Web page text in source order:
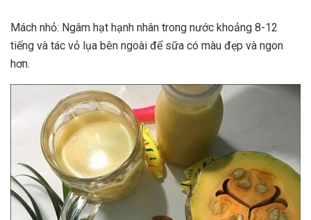
Mách nhỏ: Ngâm hạt hạnh nhân trong nước khoảng 8-12
tiếng và tác vỏ lụa bên ngoài để sữa có màu đẹp và ngon
hơn.